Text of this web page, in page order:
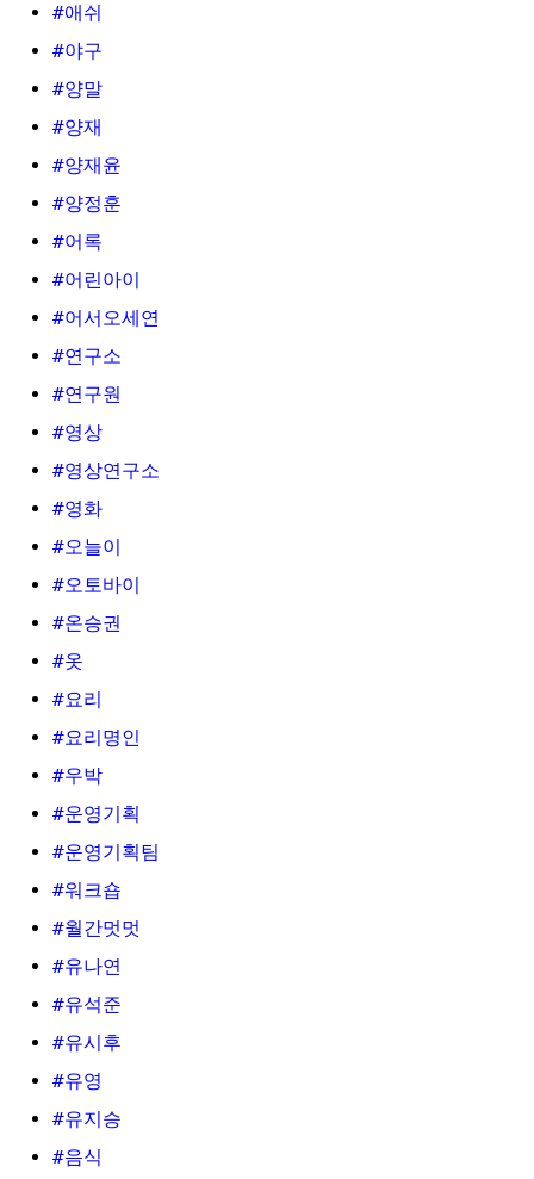
#애쉬
#야구
#양말
#양재
#양재윤
#양정훈
#어록
#어린아이
#어서오세연
#연구소
#연구원
#영상
#영상연구소
#영화
#오늘이
#오토바이
#온승권
#옷
#요리
#요리명인
#우박
#운영기획
#운영기획팀
#워크숍
#월간멋멋
#유나연
#유석준
#유시후
#유영
#유지승
#음식